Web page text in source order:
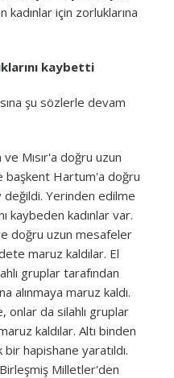
için zorluklarına
kaybetti
şu sözlerle devam
Mısır'a doğru uzun
Hartum'a doğru
değildi. Yerinden edilme
kaybeden kadınlar var.
doğru uzun mesafeler
maruz kaldılar. El
gruplar tarafından
alınmaya maruz kaldı.
onlar da silahlı gruplar
kaldılar. Altı binden
hapishane yaratıldı.
Milletler'den